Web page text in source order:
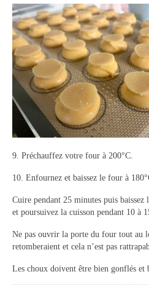
9. Préchauffez votre four à 200°C.
10. Enfournez et baissez le four à
Cuire pendant 25 minutes puis
et poursuivez la cuisson pendant 10 à
Ne pas ouvrir la porte du four tout au
retomberaient et cela n’est pas
Les choux doivent être bien gonflés et